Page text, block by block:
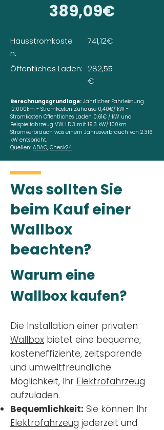
389,09€
Hausstromkoste
n:
Öffentliches Laden:
741,12€
282,55
€
Berechnungsgrundlage: Jährlicher Fahrleistung
12.000km - Stromkosten Zuhause 0,40€/ kW -
Stromkosten Öffentliches Laden 0,61€ / kW und
Beispielfahrzeug VW I.D.3 mit 19,3 kW/ 100km
Stromverbrauch was einem Jahresverbrauch von 2.316
kW entspricht.
Quellen: ADAC, Check24
Was sollten Sie
beim Kauf einer
Wallbox
beachten?
Warum eine
Wallbox kaufen?
Die Installation einer privaten
Wallbox bietet eine bequeme,
kosteneffiziente, zeitsparende
und umweltfreundliche
Möglichkeit, Ihr Elektrofahrzeug
aufzuladen.
Bequemlichkeit: Sie können Ihr
Elektrofahrzeug jederzeit und